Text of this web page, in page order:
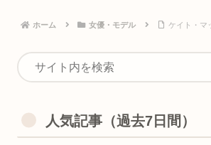
ホーム 女優・モデル ケイト・マ
人気記事（過去7日間）